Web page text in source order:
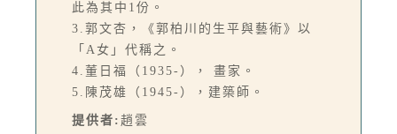
此為其中1份。
3.郭文杏，《郭柏川的生平與藝術》以
「A女」代稱之。
4.董日福（1935-）， 畫家。
5.陳茂雄（1945-），建築師。
提供者: 趙雲